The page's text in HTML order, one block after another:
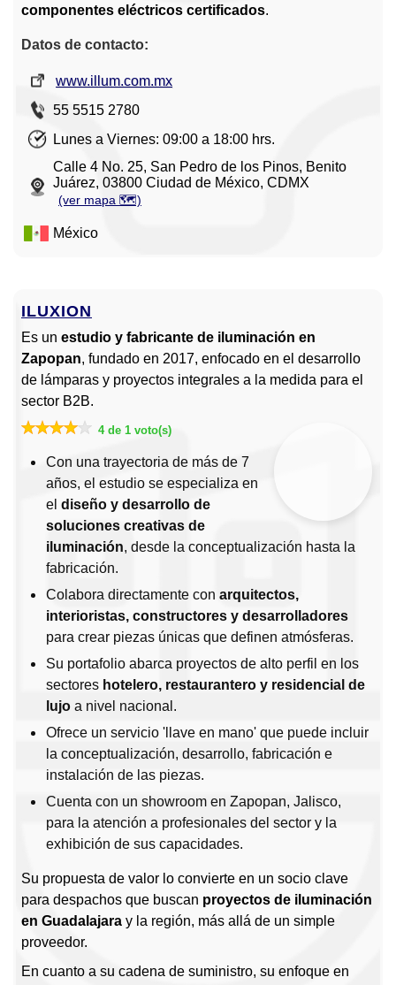
componentes eléctricos certificados.
Datos de contacto:
www.illum.com.mx
55 5515 2780
Lunes a Viernes: 09:00 a 18:00 hrs.
Calle 4 No. 25, San Pedro de los Pinos, Benito
Juárez, 03800 Ciudad de México, CDMX
(ver mapa 🗺️)
México
ILUXION
Es un estudio y fabricante de iluminación en
Zapopan, fundado en 2017, enfocado en el desarrollo
de lámparas y proyectos integrales a la medida para el
sector B2B.
4 de 1 voto(s)
Con una trayectoria de más de 7
años, el estudio se especializa en
el diseño y desarrollo de
soluciones creativas de
iluminación, desde la conceptualización hasta la
fabricación.
Colabora directamente con arquitectos,
interioristas, constructores y desarrolladores
para crear piezas únicas que definen atmósferas.
Su portafolio abarca proyectos de alto perfil en los
sectores hotelero, restaurantero y residencial de
lujo a nivel nacional.
Ofrece un servicio 'llave en mano' que puede incluir
la conceptualización, desarrollo, fabricación e
instalación de las piezas.
Cuenta con un showroom en Zapopan, Jalisco,
para la atención a profesionales del sector y la
exhibición de sus capacidades.
Su propuesta de valor lo convierte en un socio clave
para despachos que buscan proyectos de iluminación
en Guadalajara y la región, más allá de un simple
proveedor.
En cuanto a su cadena de suministro, su enfoque en